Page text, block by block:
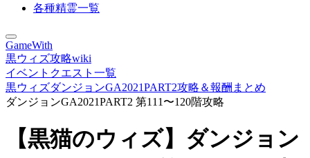
各種精霊一覧
GameWith
黒ウィズ攻略wiki
イベントクエスト一覧
黒ウィズダンジョンGA2021PART2攻略＆報酬まとめ
ダンジョンGA2021PART2 第111〜120階攻略
【黒猫のウィズ】ダンジョン